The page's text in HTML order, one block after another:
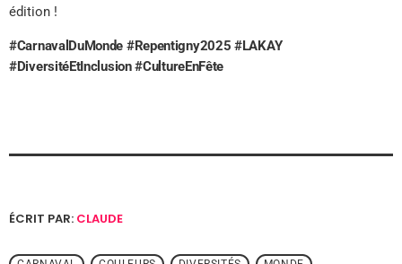
édition !
#CarnavalDuMonde #Repentigny2025 #LAKAY
#DiversitéEtInclusion #CultureEnFête
ÉCRIT PAR: CLAUDE